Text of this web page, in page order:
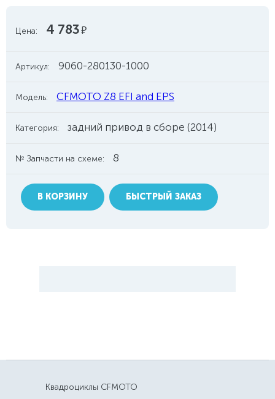
Цена: 4 783руб.
Артикул: 9060-280130-1000
Модель: CFMOTO Z8 EFI and EPS
Категория: задний привод в сборе (2014)
№ Запчасти на схеме: 8
В КОРЗИНУ БЫСТРЫЙ ЗАКАЗ
Квадроциклы CFMOTO